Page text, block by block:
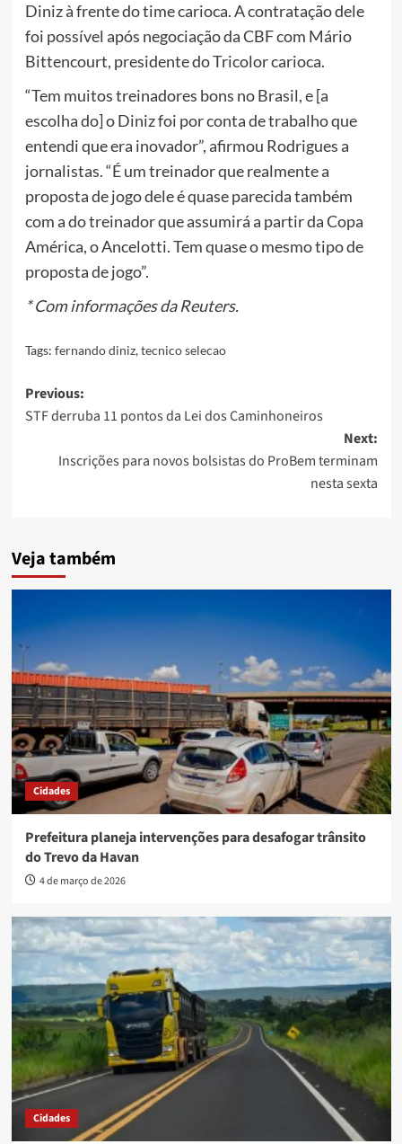
Diniz à frente do time carioca. A contratação dele
foi possível após negociação da CBF com Mário
Bittencourt, presidente do Tricolor carioca.
“Tem muitos treinadores bons no Brasil, e [a
escolha do] o Diniz foi por conta de trabalho que
entendi que era inovador”, afirmou Rodrigues a
jornalistas. “É um treinador que realmente a
proposta de jogo dele é quase parecida também
com a do treinador que assumirá a partir da Copa
América, o Ancelotti. Tem quase o mesmo tipo de
proposta de jogo”.
* Com informações da Reuters.
Tags: fernando diniz,tecnico selecao
Post
navigation
Previous:
STF derruba 11 pontos da Lei dos Caminhoneiros
Next:
Inscrições para novos bolsistas do ProBem terminam
nesta sexta
Veja também
Cidades
Prefeitura planeja intervenções para desafogar trânsito
do Trevo da Havan
4 de março de 2026
Cidades